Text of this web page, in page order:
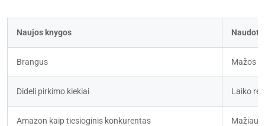
Naujos knygos
Brangus Mažos
Dideli pirkimo kiekiai Laiko
Amazon kaip tiesioginis konkurentas Mažiau